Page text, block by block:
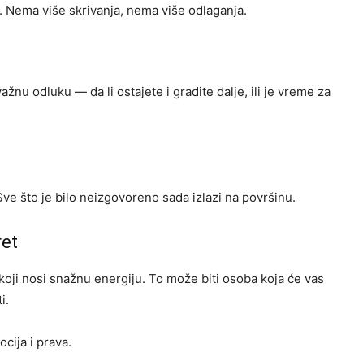
više skrivanja, nema više odlaganja.
odluku — da li ostajete i gradite dalje, ili je vreme za
što je bilo neizgovoreno sada izlazi na površinu.
nosi snažnu energiju. To može biti osoba koja će vas
i prava.